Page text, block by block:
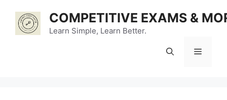
content
COMPETITIVE EXAMS &
Learn Simple, Learn Better.
Menu